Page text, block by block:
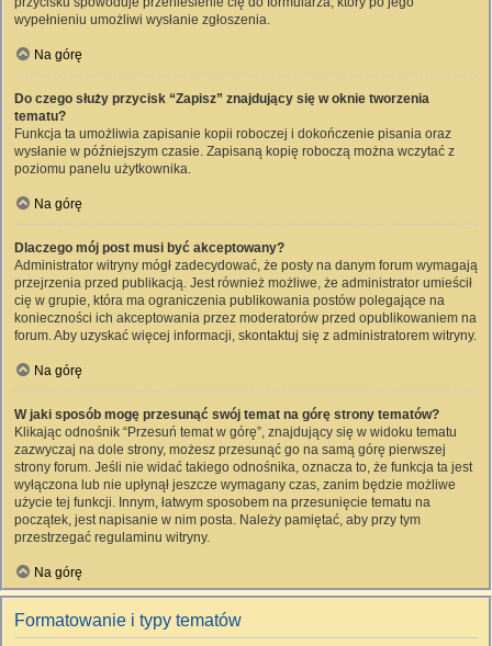
wypełnieniu umożliwi wysłanie zgłoszenia.
Na górę
Do czego służy przycisk “Zapisz” znajdujący się w oknie tworzenia
tematu?
Funkcja ta umożliwia zapisanie kopii roboczej i dokończenie pisania oraz
wysłanie w późniejszym czasie. Zapisaną kopię roboczą można wczytać z
poziomu panelu użytkownika.
Na górę
Dlaczego mój post musi być akceptowany?
Administrator witryny mógł zadecydować, że posty na danym forum wymagają
przejrzenia przed publikacją. Jest również możliwe, że administrator umieścił
cię w grupie, która ma ograniczenia publikowania postów polegające na
konieczności ich akceptowania przez moderatorów przed opublikowaniem na
forum. Aby uzyskać więcej informacji, skontaktuj się z administratorem witryny.
Na górę
W jaki sposób mogę przesunąć swój temat na górę strony tematów?
Klikając odnośnik “Przesuń temat w górę”, znajdujący się w widoku tematu
zazwyczaj na dole strony, możesz przesunąć go na samą górę pierwszej
strony forum. Jeśli nie widać takiego odnośnika, oznacza to, że funkcja ta jest
wyłączona lub nie upłynął jeszcze wymagany czas, zanim będzie możliwe
użycie tej funkcji. Innym, łatwym sposobem na przesunięcie tematu na
początek, jest napisanie w nim posta. Należy pamiętać, aby przy tym
przestrzegać regulaminu witryny.
Na górę
Formatowanie i typy tematów